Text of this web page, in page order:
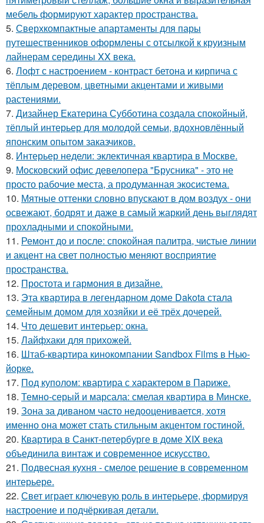
мебель формируют характер пространства.
5. Сверхкомпактные апартаменты для пары
путешественников оформлены с отсылкой к круизным
лайнерам середины XX века.
6. Лофт с настроением - контраст бетона и кирпича с
тёплым деревом, цветными акцентами и живыми
растениями.
7. Дизайнер Екатерина Субботина создала спокойный,
тёплый интерьер для молодой семьи, вдохновлённый
японским опытом заказчиков.
8. Интерьер недели: эклектичная квартира в Москве.
9. Московский офис девелопера "Брусника" - это не
просто рабочие места, а продуманная экосистема.
10. Мятные оттенки словно впускают в дом воздух - они
освежают, бодрят и даже в самый жаркий день выглядят
прохладными и спокойными.
11. Ремонт до и после: спокойная палитра, чистые линии
и акцент на свет полностью меняют восприятие
пространства.
12. Простота и гармония в дизайне.
13. Эта квартира в легендарном доме Dakota стала
семейным домом для хозяйки и её трёх дочерей.
14. Что дешевит интерьер: окна.
15. Лайфхаки для прихожей.
16. Штаб-квартира кинокомпании Sandbox Films в Нью-
йорке.
17. Под куполом: квартира с характером в Париже.
18. Темно-серый и марсала: смелая квартира в Минске.
19. Зона за диваном часто недооценивается, хотя
именно она может стать стильным акцентом гостиной.
20. Квартира в Санкт-петербурге в доме XIX века
объединила винтаж и современное искусство.
21. Подвесная кухня - смелое решение в современном
интерьере.
22. Свет играет ключевую роль в интерьере, формируя
настроение и подчёркивая детали.